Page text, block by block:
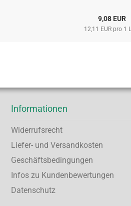
9,08 EUR
12,11 EUR pro 1
Informationen
Widerrufsrecht
Liefer- und Versandkosten
Geschäftsbedingungen
Infos zu Kundenbewertungen
Datenschutz